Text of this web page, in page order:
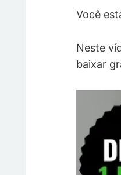
Você
Neste
baixar